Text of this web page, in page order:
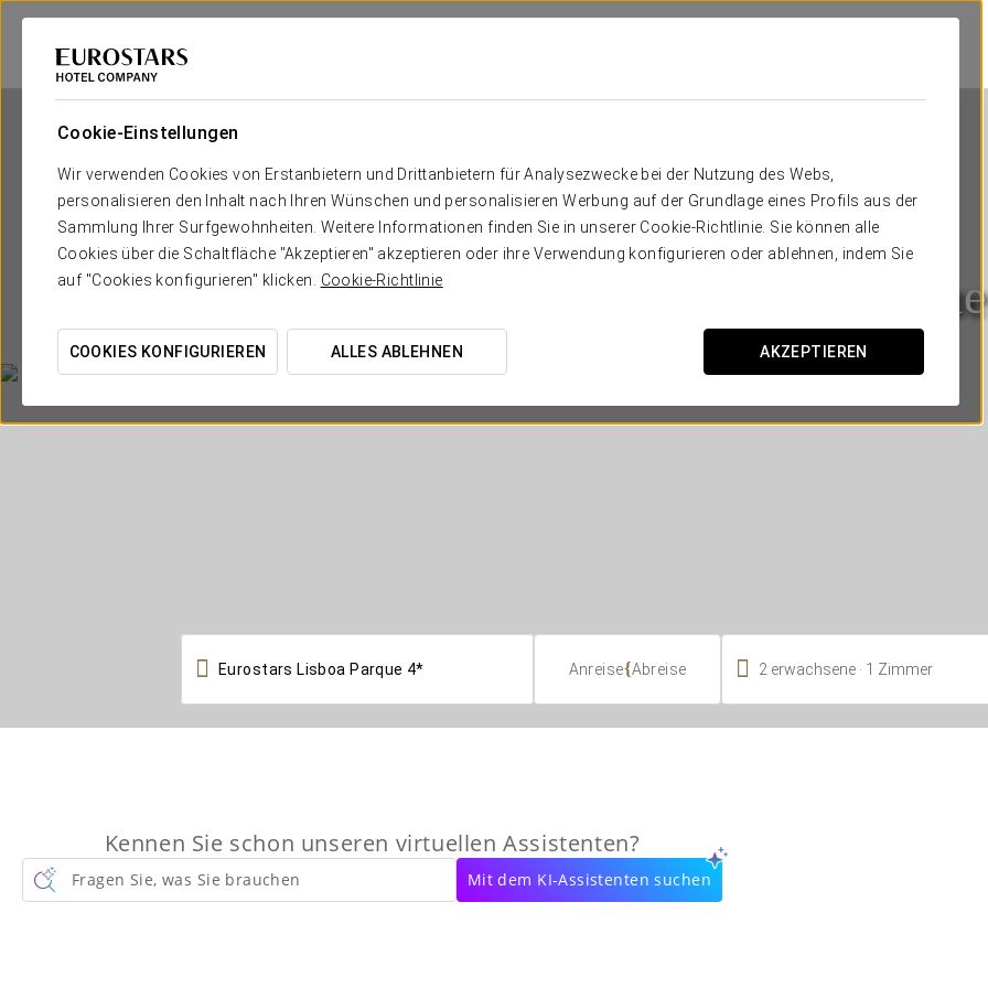
Cookie-Einstellungen
Wir verwenden Cookies von Erstanbietern und Drittanbietern für Analysezwecke bei der Nutzung des Webs,
personalisieren den Inhalt nach Ihren Wünschen und personalisieren Werbung auf der Grundlage eines Profils aus der
Sammlung Ihrer Surfgewohnheiten. Weitere Informationen finden Sie in unserer Cookie-Richtlinie. Sie können alle
Cookies über die Schaltfläche "Akzeptieren" akzeptieren oder ihre Verwendung konfigurieren oder ablehnen, indem Sie
auf "Cookies konfigurieren" klicken. Cookie-Richtlinie
COOKIES KONFIGURIEREN ALLES ABLEHNEN AKZEPTIEREN
Eurostars Lisboa Parque
LISSABON
 Anreise{Abreise  2 erwachsene 1 Zimmer
Kennen Sie schon unseren virtuellen Assistenten?
Fragen Sie, was Sie brauchen Mit dem KI-Assistenten suchen